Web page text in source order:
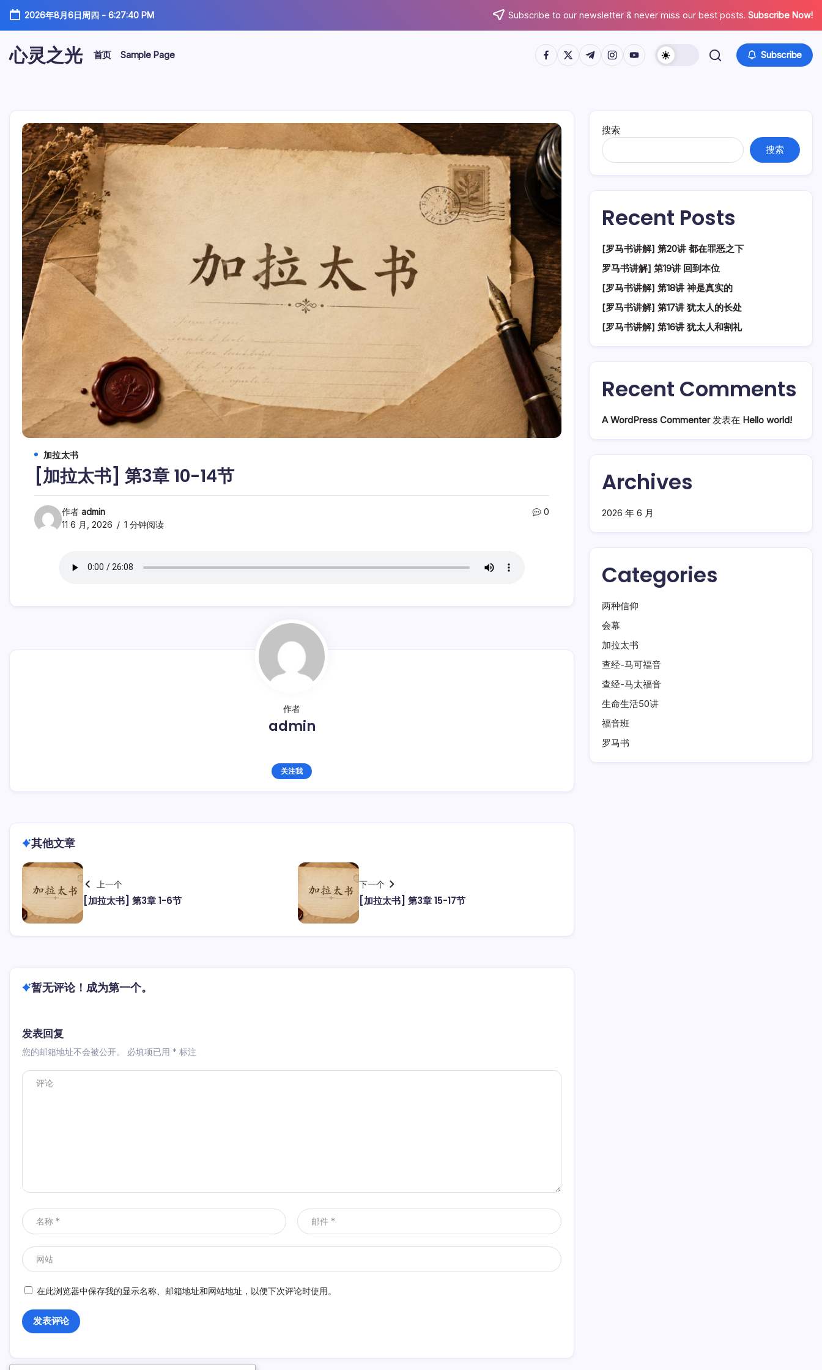
正
2026年8月6日周四- 6:27:41 PM Subscribe to our newsletter & never miss our best posts. Subscribe Now!
心灵之光 首页 Sample Page https://www.facebook.com/
https://twitter.com/
https://t.me/
https://www.instagram.com/
https://youtube.com/ Subscribe
加拉太书
[加拉太书] 第3章 10-14节
作者 admin
11 6 月, 2026
1 分钟阅读
0
作者
admin
关注我
其他文章
上一个
[加拉太书] 第3章 1-6节
下一个
[加拉太书] 第3章 15-17节
暂无评论！成为第一个。
发表回复
您的邮箱地址不会被公开。 必填项已用 * 标注
在此浏览器中保存我的显示名称、邮箱地址和网站地址，以便下次评论时使用。
搜索
搜索
Recent Posts
[罗马书讲解] 第20讲 都在罪恶之下
罗马书讲解] 第19讲 回到本位
[罗马书讲解] 第18讲 神是真实的
[罗马书讲解] 第17讲 犹太人的长处
[罗马书讲解] 第16讲 犹太人和割礼
Recent Comments
A WordPress Commenter发表在 Hello world!
Archives
2026 年 6 月
Categories
两种信仰
会幕
加拉太书
查经-马可福音
查经-马太福音
生命生活50讲
福音班
罗马书